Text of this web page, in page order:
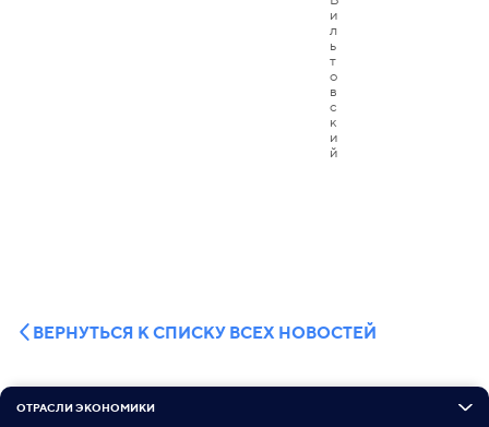
ВЕРНУТЬСЯ К СПИСКУ ВСЕХ НОВОСТЕЙ
ОТРАСЛИ ЭКОНОМИКИ